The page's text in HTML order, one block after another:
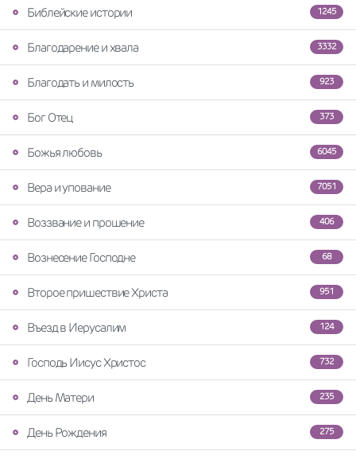
1245
Библейские истории
3332
Благодарение и хвала
923
Благодать и милость
373
Бог Отец
6045
Божья любовь
7051
Вера и упование
406
Воззвание и прошение
68
Вознесение Господне
951
Второе пришествие Христа
124
Въезд в Иерусалим
732
Господь Иисус Христос
235
День Матери
275
День Рождения